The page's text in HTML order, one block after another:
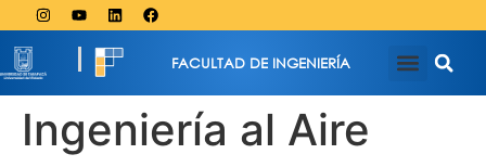
FACULTAD DE INGENIERÍA
Ingeniería al Aire